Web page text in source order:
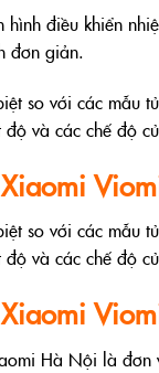
hình điều khiển
đơn giản.
so với các mẫu
độ và các chế độ
so với các mẫu
độ và các chế độ
Hà Nội là đơn